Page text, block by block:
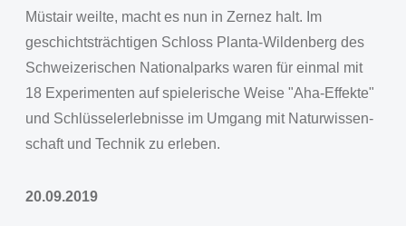
Müstair weilte, macht es nun in Zernez halt. Im
geschichtsträchtigen Schloss Planta-Wildenberg des
Schweizerischen Nationalparks waren für einmal mit
18 Experimenten auf spielerische Weise "Aha-Effekte"
und Schlüsselerlebnisse im Umgang mit Naturwissen-
schaft und Technik zu erleben.
20.09.2019